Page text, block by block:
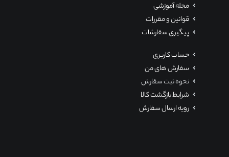
مجله آموزشی
قوانین و مقررات
پیگیری سفارشات
حساب کاربری
سفارش های من
نحوه ثبت سفارش
شرایط بازگشت کالا
رویه ارسال سفارش